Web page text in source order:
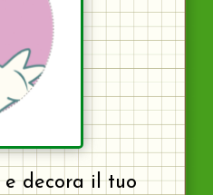
decora il tuo